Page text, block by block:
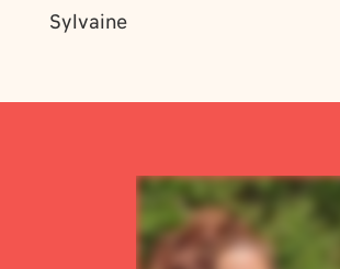
Sylvaine